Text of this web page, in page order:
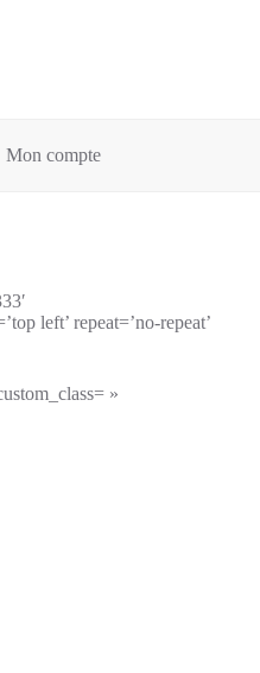
Mon compte
left’ repeat=’no-repeat’
»